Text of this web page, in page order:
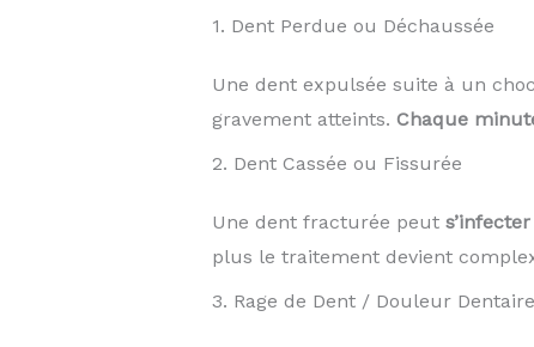
1. Dent Perdue ou Déchaussée
Une dent expulsée suite à un
gravement atteints. Chaque
2. Dent Cassée ou Fissurée
Une dent fracturée peut
plus le traitement devient
3. Rage de Dent / Douleur